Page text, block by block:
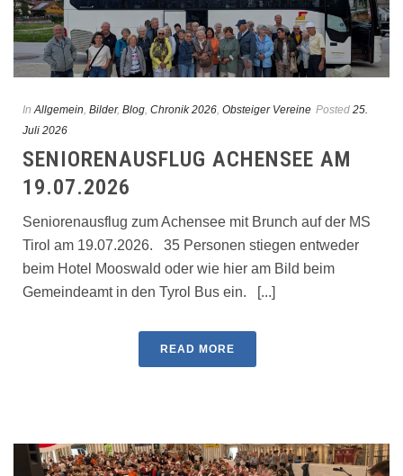
In Allgemein Bilder, Blog Chronik 2026 Obsteiger Vereine Posted 25.
Juli 2026
SENIORENAUSFLUG ACHENSEE AM
19.07.2026
Seniorenausflug zum Achensee mit Brunch auf der MS
Tirol am 19.07.2026. 35 Personen stiegen entweder
beim Hotel Mooswald oder wie hier am Bild beim
Gemeindeamt in den Tyrol Bus ein. [...]
READ MORE